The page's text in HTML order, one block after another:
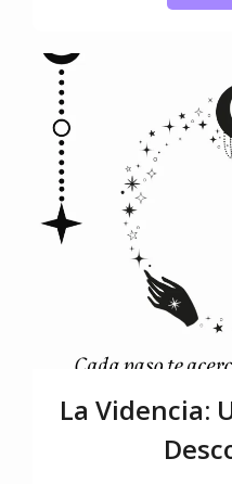
La Videncia: